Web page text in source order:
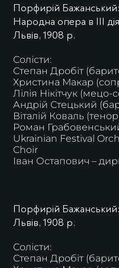
Порфирій Бажанський:
Народна опера в ІІІ
Львів, 1908 р.
Солісти:
Степан Дробіт
Христина Макар
Лілія Нікітчук (мецо-
Андрій Стецький
Віталій Коваль
Роман
Ukrainian Festival
Choir
Іван Остапович –
Порфирій
Львів, 1908 р.
Солісти:
Степан Дробіт